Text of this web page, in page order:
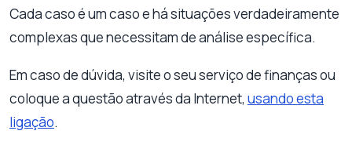
Cada caso é um caso e há situações verdadeiramente
complexas que necessitam de análise específica.
Em caso de dúvida, visite o seu serviço de finanças ou
coloque a questão através da Internet, usando esta
ligação.